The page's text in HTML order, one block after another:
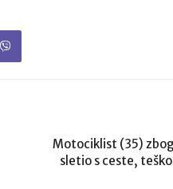
Motociklist (35)
sletio s ceste,